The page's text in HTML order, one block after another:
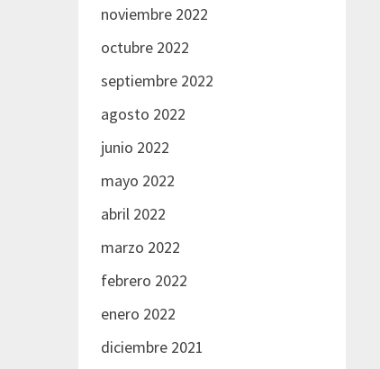
noviembre 2022
octubre 2022
septiembre 2022
agosto 2022
junio 2022
mayo 2022
abril 2022
marzo 2022
febrero 2022
enero 2022
diciembre 2021